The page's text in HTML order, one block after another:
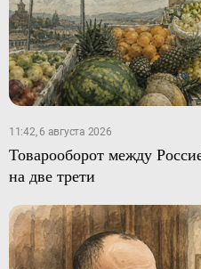
11:42, 6 августа 2026
Товарооборот между
на две трети